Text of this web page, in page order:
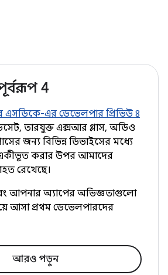
4
এসডিকে-এর ডেভেলপার প্রিভিউ ৪
তারযুক্ত এক্সআর গ্লাস, অডিও
জন্য বিভিন্ন ডিভাইসের মধ্যে
করার উপর আমাদের
রেখেছে।
আপনার অ্যাপের অভিজ্ঞতাগুলো
আসা প্রথম ডেভেলপারদের
আরও পড়ুন